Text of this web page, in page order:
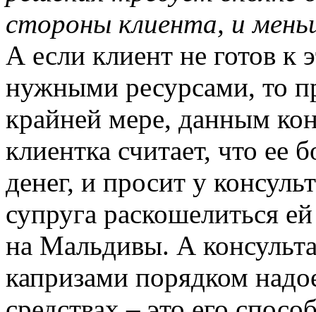
стороны клиента, и
А если клиент не готов к
нужными ресурсами, то
крайней мере, данным
клиентка считает, что ее
денег, и просит у
супруга раскошелиться
на Мальдивы. А
капризами порядком